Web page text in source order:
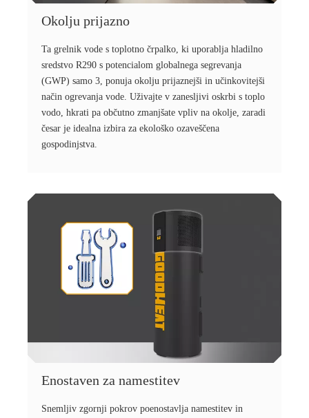
Okolju prijazno
Ta grelnik vode s toplotno črpalko, ki uporablja hladilno
sredstvo R290 s potencialom globalnega segrevanja
(GWP) samo 3, ponuja okolju prijaznejši in učinkovitejši
način ogrevanja vode. Uživajte v zanesljivi oskrbi s toplo
vodo, hkrati pa občutno zmanjšate vpliv na okolje, zaradi
česar je idealna izbira za ekološko ozaveščena
gospodinjstva.
Enostaven za namestitev
Snemljiv zgornji pokrov poenostavlja namestitev in